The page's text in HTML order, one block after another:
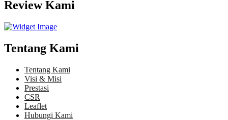
Review Kami
Tentang Kami
Tentang Kami
Visi & Misi
Prestasi
CSR
Leaflet
Hubungi Kami